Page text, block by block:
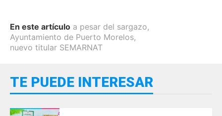
En este artículo a pesar del sargazo,
Ayuntamiento de Puerto Morelos,
nuevo titular SEMARNAT
TE PUEDE INTERESAR